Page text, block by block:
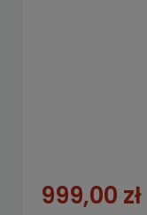
999,00 zł